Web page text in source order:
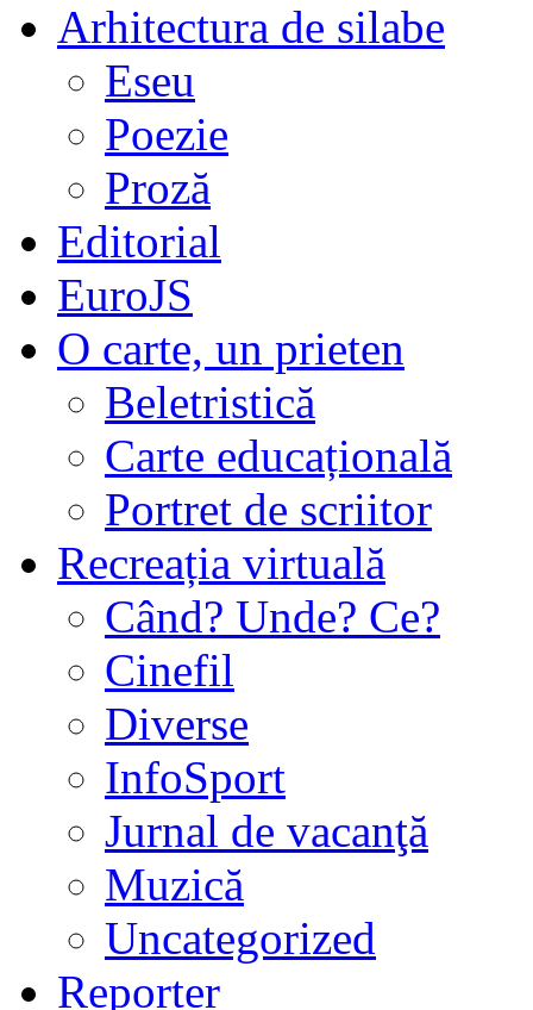
Arhitectura de silabe
Eseu
Poezie
Proză
Editorial
EuroJS
O carte, un prieten
Beletristică
Carte educațională
Portret de scriitor
Recreația virtuală
Când? Unde? Ce?
Cinefil
Diverse
InfoSport
Jurnal de vacanţă
Muzică
Uncategorized
Reporter